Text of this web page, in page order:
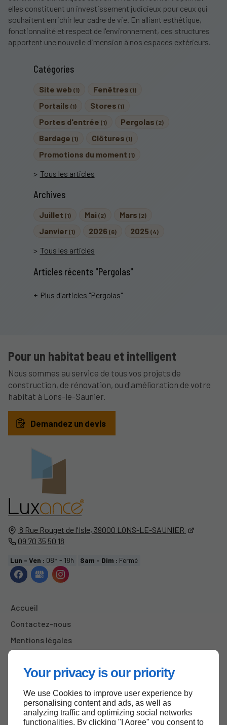
Your privacy is our priority
We use Cookies to improve user experience by
personalising content and ads, as well as
analyzing traffic and optimizing social networks
functionalities. By clicking "I Agree" you consent to
Catégories
Site web (1) Fenêtres(1)
Portails (1) Stores(1)
Portes d'entrée (1) Pergolas(2)
Bardage (1) Clôtures(1)
Promotions du moment (1)
Tous les articles
Archives
Juillet (1) Mai(2) Mars(2)
Janvier (1) 2026(6) 2025(4)
Tous les articles
Articles récents "Pergolas"
Plus d'articles "Pergolas"
elles constituent un investissement judicieux pour ceux qui
souhaitent enrichir leur cadre de vie. En alliant esthétique,
fonctionnalité et respect de l'environnement, ces structures
apportent une nouvelle dimension à nos espaces extérieurs.
8 Rue Rouget de l'Isle, 39000 LONS-LE-SAUNIER
09 70 35 50 18
Lun - Ven : 08h - 18h Sam - Dim : Fermé
Accueil
Contactez-nous
Mentions légales
Pour un habitat beau et intelligent
Nous sommes au service de tous vos projets de
construction, de rénovation, ou d'amélioration de votre
habitat à Lons-le-Saunier.
Demandez un devis
Haut de page